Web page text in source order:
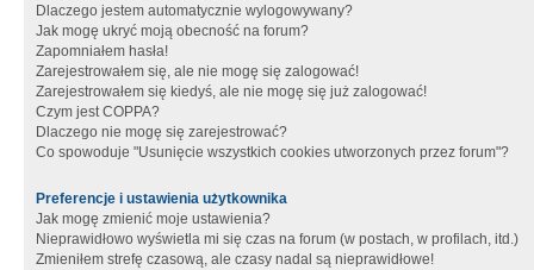
Dlaczego jestem automatycznie wylogowywany?
Jak mogę ukryć moją obecność na forum?
Zapomniałem hasła!
Zarejestrowałem się, ale nie mogę się zalogować!
Zarejestrowałem się kiedyś, ale nie mogę się już zalogować!
Czym jest COPPA?
Dlaczego nie mogę się zarejestrować?
Co spowoduje "Usunięcie wszystkich cookies utworzonych przez forum"?
Preferencje i ustawienia użytkownika
Jak mogę zmienić moje ustawienia?
Nieprawidłowo wyświetla mi się czas na forum (w postach, w profilach, itd.)
Zmieniłem strefę czasową, ale czasy nadal są nieprawidłowe!